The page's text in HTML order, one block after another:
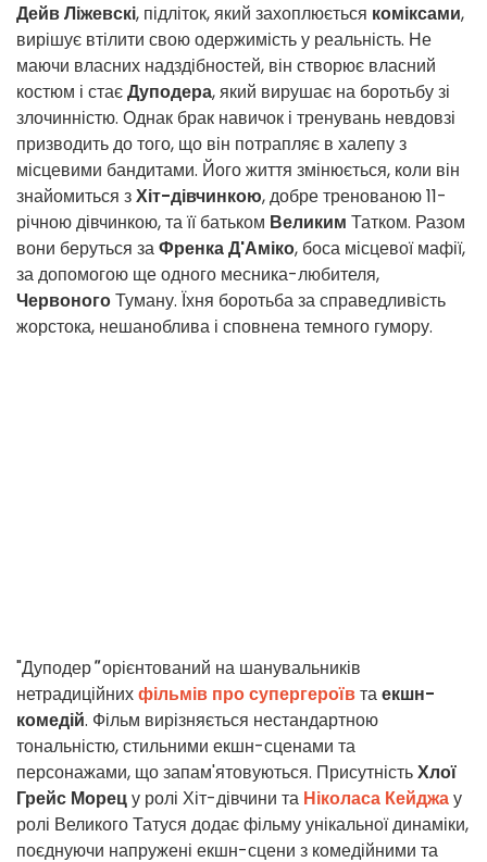
Дейв Ліжевскі, підліток, який захоплюється коміксами,
вирішує втілити свою одержимість у реальність. Не
маючи власних надздібностей, він створює власний
костюм і стаєДуподера, який вирушає на боротьбу зі
злочинністю. Однак брак навичок і тренувань невдовзі
призводить до того, що він потрапляє в халепу з
місцевими бандитами. Його життя змінюється, коли він
знайомиться зХіт-дівчинкою, добре тренованою 11-
річною дівчинкою, та її батьком Великим Татком. Разом
вони беруться заФренка Д'Аміко, боса місцевої мафії,
за допомогою ще одного месника-любителя,
ЧервоногоТуману. Їхня боротьба за справедливість
жорстока, нешаноблива і сповнена темного гумору.
"Дуподер"орієнтований на шанувальників
нетрадиційнихфільмів про супергероївтаекшн-
комедій. Фільм вирізняється нестандартною
тональністю, стильними екшн-сценами та
персонажами, що запам'ятовуються. ПрисутністьХлої
Грейс Морецу ролі Хіт-дівчини та Ніколаса Кейджау
ролі Великого Татуся додає фільму унікальної динаміки,
поєднуючи напружені екшн-сцени з комедійними та